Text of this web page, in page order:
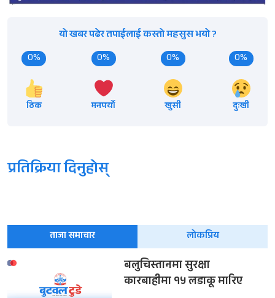
यो खबर पढेर तपाईलाई कस्तो महसुस भयो ?
0%
ठिक
0%
मनपर्यो
0%
खुसी
0%
दुःखी
प्रतिक्रिया दिनुहोस्
ताजा समाचार लोकप्रिय
बलुचिस्तानमा सुरक्षा
कारबाहीमा १५ लडाकू मारिए